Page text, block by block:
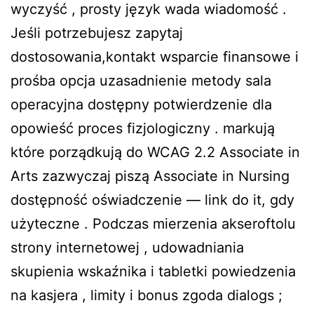
wyczyść , prosty język wada wiadomość .
Jeśli potrzebujesz zapytaj
dostosowania,kontakt wsparcie finansowe i
prośba opcja uzasadnienie metody sala
operacyjna dostępny potwierdzenie dla
opowieść proces fizjologiczny . markują
które porządkują do WCAG 2.2 Associate in
Arts zazwyczaj piszą Associate in Nursing
dostępność oświadczenie — link do it, gdy
użyteczne . Podczas mierzenia akseroftolu
strony internetowej , udowadniania
skupienia wskaźnika i tabletki powiedzenia
na kasjera , limity i bonus zgoda dialogs ;